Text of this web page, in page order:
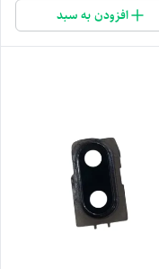
افزودن به سبد